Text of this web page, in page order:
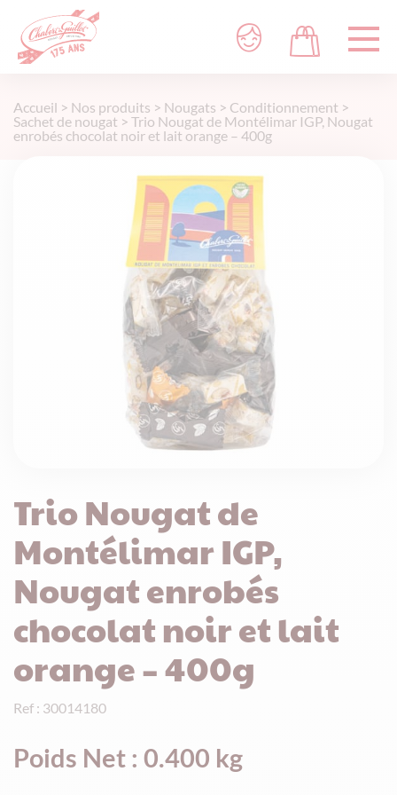
Accueil > Nos produits > Nougats > Conditionnement >
Sachet de nougat > Trio Nougat de Montélimar IGP, Nougat
enrobés chocolat noir et lait orange – 400g
Trio Nougat de
Montélimar IGP,
Nougat enrobés
chocolat noir et lait
orange – 400g
Ref : 30014180
Poids Net : 0.400 kg